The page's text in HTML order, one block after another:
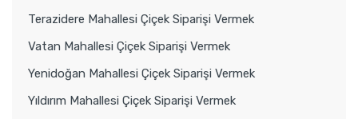
Terazidere Mahallesi Çiçek Siparişi Vermek
Vatan Mahallesi Çiçek Siparişi Vermek
Yenidoğan Mahallesi Çiçek Siparişi Vermek
Yıldırım Mahallesi Çiçek Siparişi Vermek